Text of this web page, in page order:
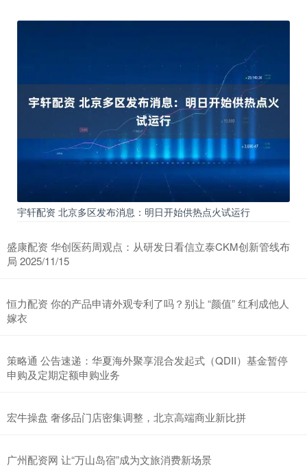
宇轩配资 北京多区发布消息：明日开始供热点火试运行
盛康配资 华创医药周观点：从研发日看信立泰CKM创新管线布
局 2025/11/15
恒力配资 你的产品申请外观专利了吗？别让 “颜值” 红利成他人
嫁衣
策略通 公告速递：华夏海外聚享混合发起式（QDII）基金暂停
申购及定期定额申购业务
宏牛操盘 奢侈品门店密集调整，北京高端商业新比拼
广州配资网 让“万山岛宿”成为文旅消费新场景